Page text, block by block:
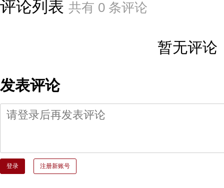
评论列表 共有 0 条评论
暂无评论
发表评论
登录 注册新账号